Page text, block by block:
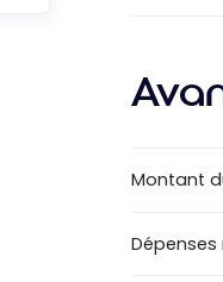
Montant